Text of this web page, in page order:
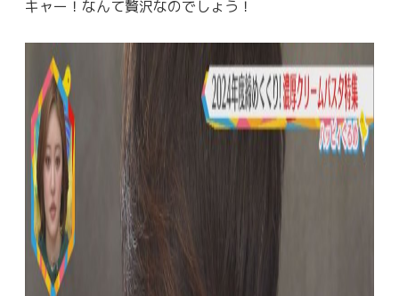
キャー！なんて贅沢なのでしょう！